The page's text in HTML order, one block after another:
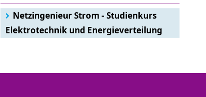
Netzingenieur Strom - Studienkurs
Elektrotechnik und Energieverteilung